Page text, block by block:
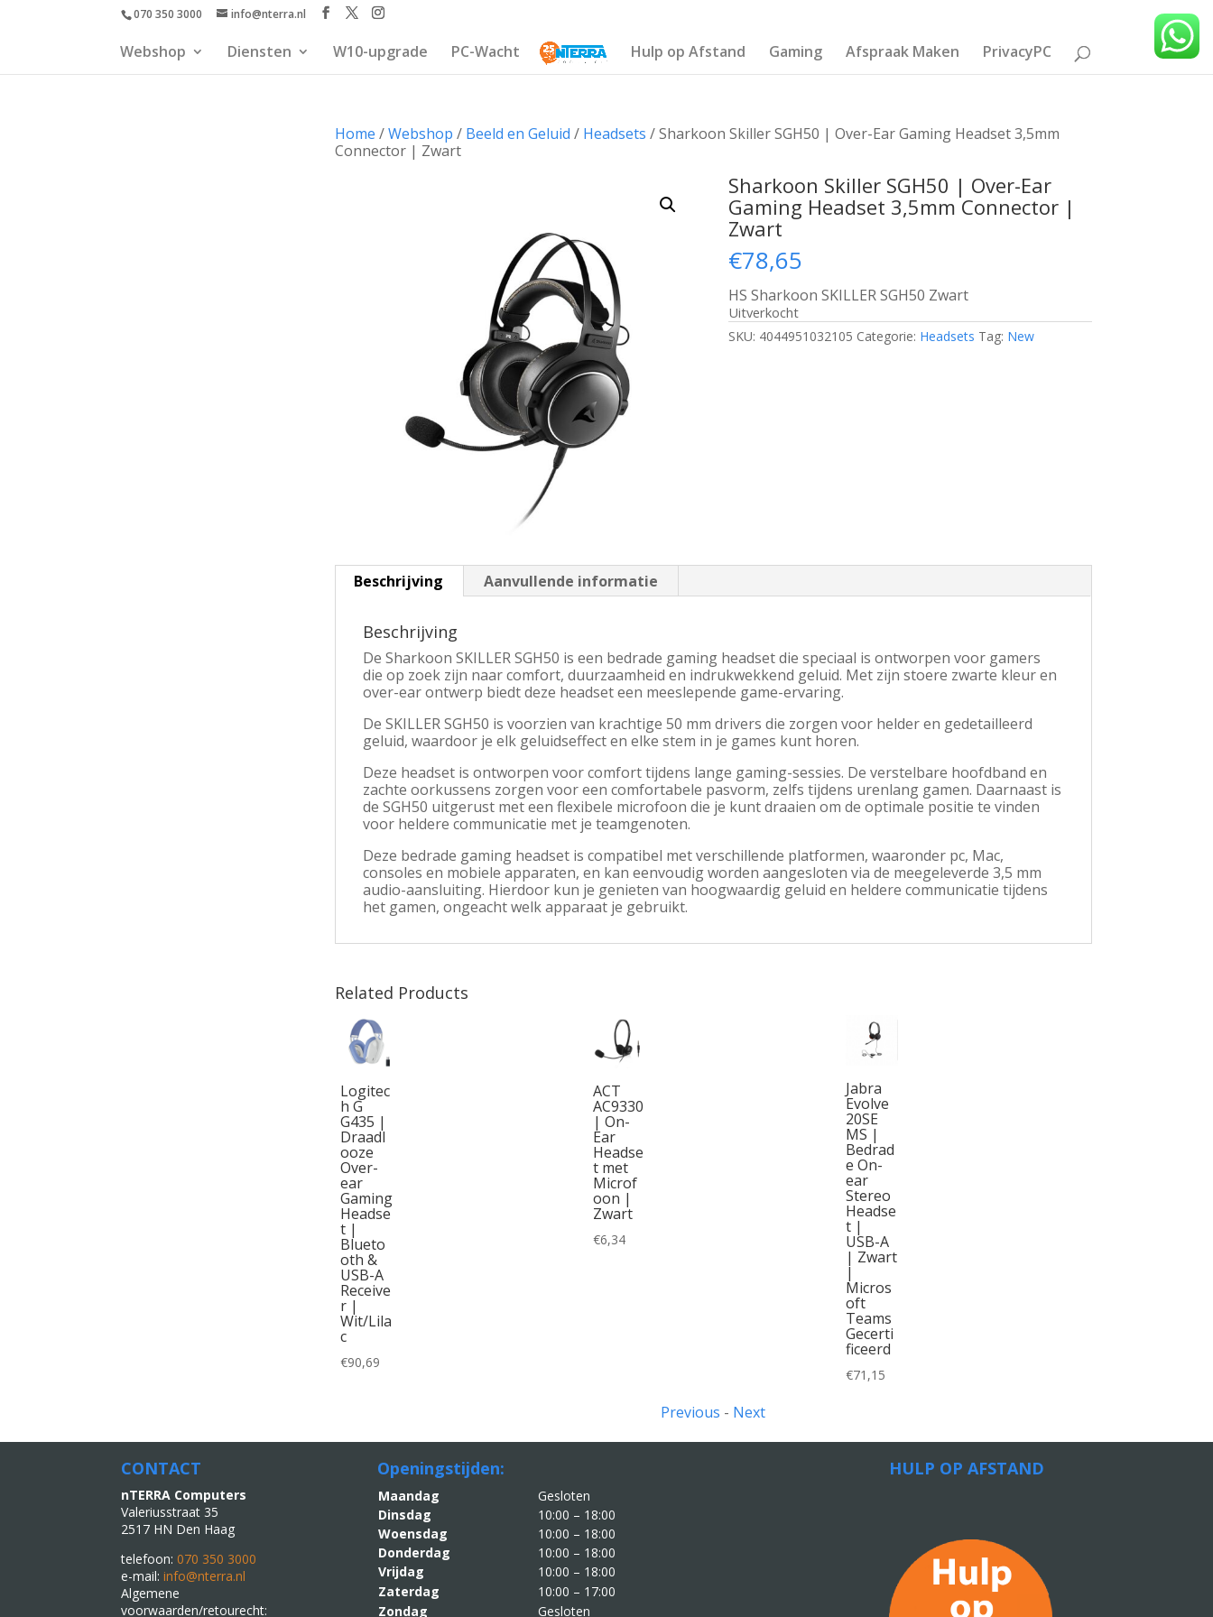
070 350 3000 info@nterra.nl
Webshop Diensten W10-upgrade PC-Wacht Hulp op Afstand Gaming Afspraak Maken PrivacyPC
Home /Webshop / Beeld en Geluid / Headsets / Sharkoon Skiller SGH50 | Over-Ear Gaming Headset 3,5mm
Connector | Zwart
Sharkoon Skiller SGH50 | Over-Ear
Gaming Headset 3,5mm Connector |
Zwart
€78,65
HS Sharkoon SKILLER SGH50 Zwart
Uitverkocht
SKU: 4044951032105 Categorie: Headsets Tag: New
Beschrijving Aanvullende informatie
Beschrijving
De Sharkoon SKILLER SGH50 is een bedrade gaming headset die speciaal is ontworpen voor gamers
die op zoek zijn naar comfort, duurzaamheid en indrukwekkend geluid. Met zijn stoere zwarte kleur en
over-ear ontwerp biedt deze headset een meeslepende game-ervaring.
De SKILLER SGH50 is voorzien van krachtige 50 mm drivers die zorgen voor helder en gedetailleerd
geluid, waardoor je elk geluidseffect en elke stem in je games kunt horen.
Deze headset is ontworpen voor comfort tijdens lange gaming-sessies. De verstelbare hoofdband en
zachte oorkussens zorgen voor een comfortabele pasvorm, zelfs tijdens urenlang gamen. Daarnaast is
de SGH50 uitgerust met een flexibele microfoon die je kunt draaien om de optimale positie te vinden
voor heldere communicatie met je teamgenoten.
Deze bedrade gaming headset is compatibel met verschillende platformen, waaronder pc, Mac,
consoles en mobiele apparaten, en kan eenvoudig worden aangesloten via de meegeleverde 3,5 mm
audio-aansluiting. Hierdoor kun je genieten van hoogwaardig geluid en heldere communicatie tijdens
het gamen, ongeacht welk apparaat je gebruikt.
Related Products
Logitec
h G
G435 |
Draadl
ooze
Over-
ear
Gaming
Headse
t |
Blueto
oth &
USB-A
Receive
r |
Wit/Lila
c
€90,69
ACT
AC9330
| On-
Ear
Headse
t met
Microf
oon |
Zwart
€6,34
Jabra
Evolve
20SE
MS |
Bedrad
e On-
ear
Stereo
Headse
t |
USB-A
| Zwart
|
Micros
oft
Teams
Gecerti
ficeerd
€71,15
Previous - Next
CONTACT
nTERRA Computers
Valeriusstraat 35
2517 HN Den Haag
telefoon:070 350 3000
e-mail:info@nterra.nl
Algemene
voorwaarden/retourecht:
Openingstijden:
Maandag
Gesloten
Dinsdag
10:00 – 18:00
Woensdag
10:00 – 18:00
Donderdag
10:00 – 18:00
Vrijdag
10:00 – 18:00
Zaterdag
10:00 – 17:00
Zondag
Gesloten
HULP OP AFSTAND